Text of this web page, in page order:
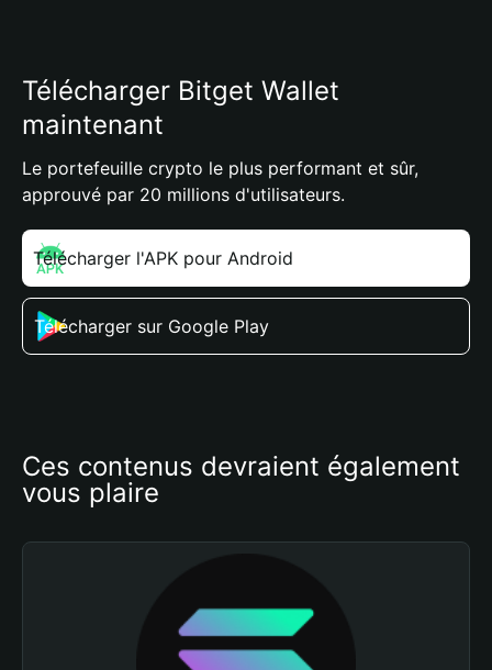
Télécharger Bitget Wallet
maintenant
Le portefeuille crypto le plus performant et sûr,
approuvé par 20 millions d'utilisateurs.
Télécharger l'APK pour Android
Télécharger sur Google Play
Ces contenus devraient également
vous plaire